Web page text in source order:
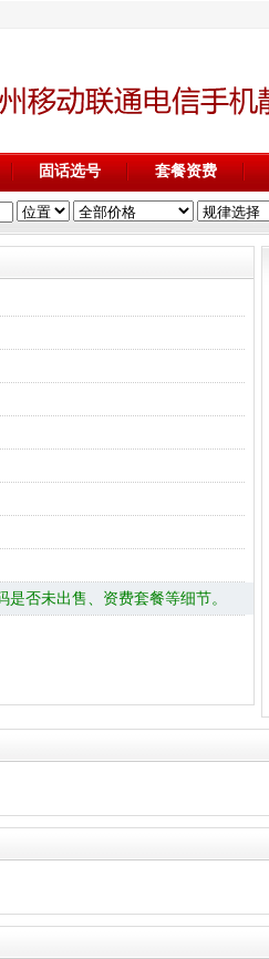
固话选号 套餐资费
是否未出售、资费套餐等细节。